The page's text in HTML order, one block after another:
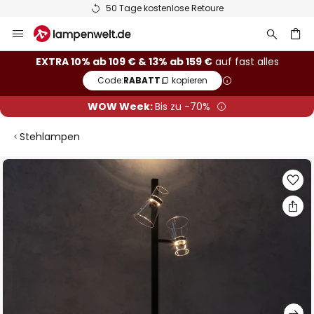
50 Tage kostenlose Retoure
Inhalt
springen
EXTRA 10% ab 109 € & 13% ab 159 €auf fast alles
Code:RABATT kopieren
WOW Week:Bis zu -70%
Stehlampen
Zum